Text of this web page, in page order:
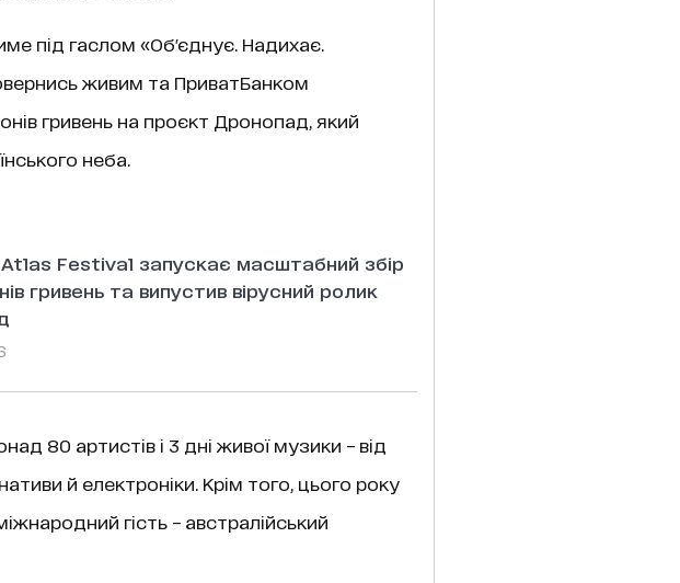
під гаслом «Об'єднує. Надихає.
живим та ПриватБанком
гривень на проєкт Дронопад, який
неба.
Atlas Festival запускає масштабний збір
гривень та випустив вірусний ролик
80 артистів і 3 дні живої музики – від
й електроніки. Крім того, цього року
гість – австралійський